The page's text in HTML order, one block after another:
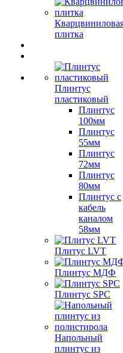
плитка
Плинтус
пластиковый
Плинтус
100мм
Плинтус
55мм
Плинтус
72мм
Плинтус
80мм
Плинтус с
кабель
каналом
58мм
Плитус LVT
Плинтус МДФ
Плинтус SPC
Напольный
плинтус из